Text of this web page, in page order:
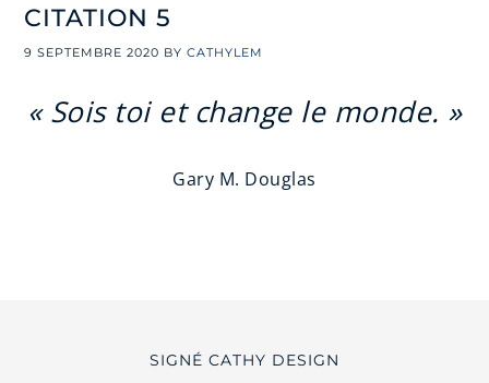
CITATION 5
9 SEPTEMBRE 2020 BYCATHYLEM
« Sois toi et change le monde. »
Gary M. Douglas
SIGNÉ CATHY DESIGN